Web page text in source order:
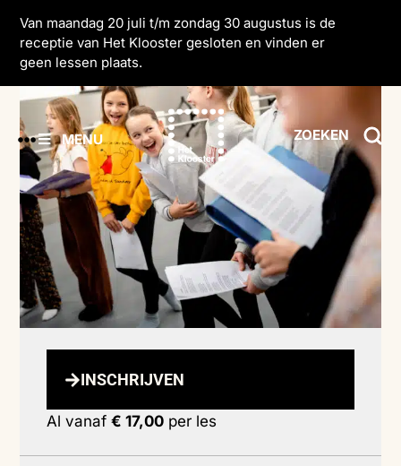
Van maandag 20 juli t/m zondag 30 augustus is de
receptie van Het Klooster gesloten en vinden er
geen lessen plaats.
MENU ZOEKEN
INSCHRIJVEN
Al vanaf€ 17,00 per les